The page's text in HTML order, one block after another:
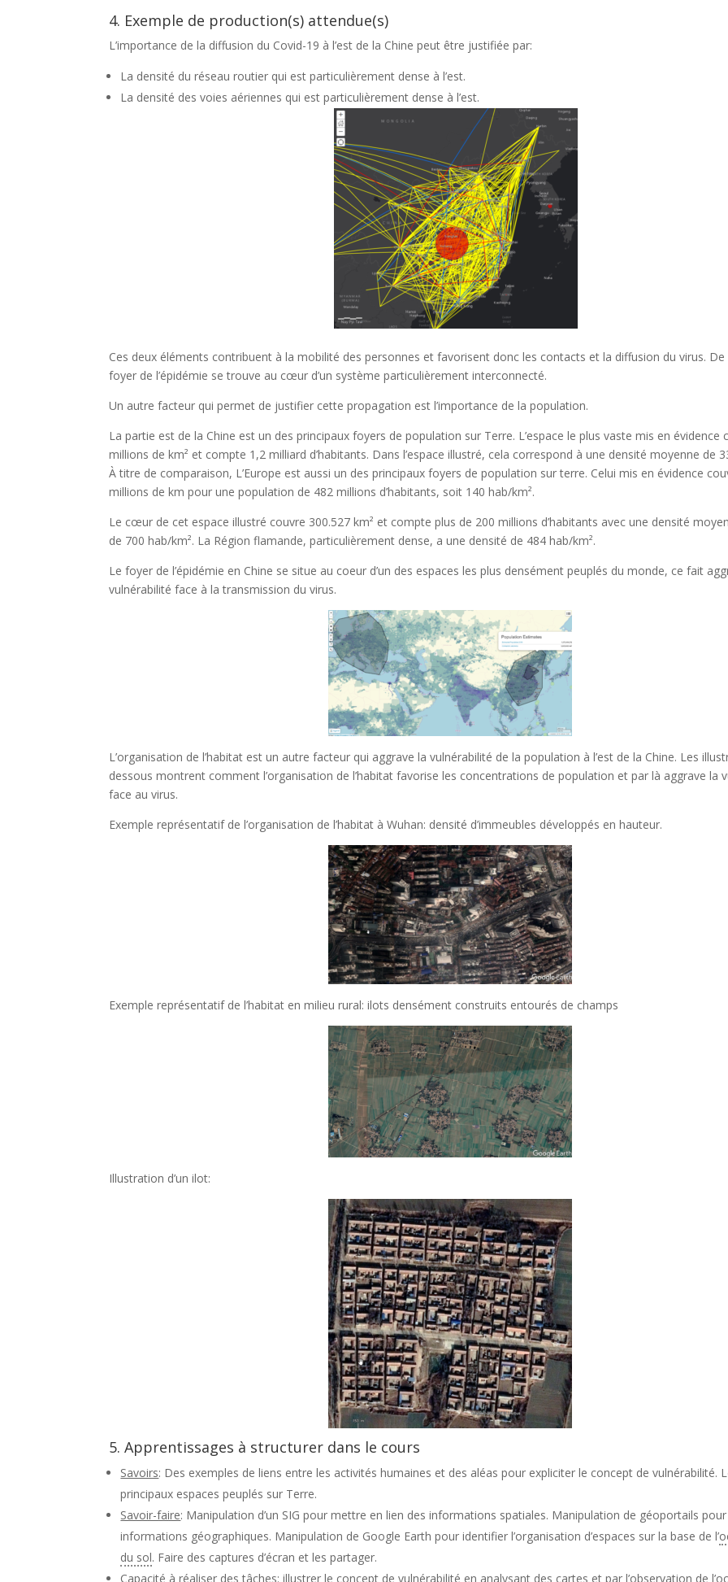
4. Exemple de production(s) attendue(s)
L’importance de la diffusion du Covid-19 à l’est de la Chine peut être justifiée par:
La densité du réseau routier qui est particulièrement dense à l’est.
La densité des voies aériennes qui est particulièrement dense à l’est.
Ces deux éléments contribuent à la mobilité des personnes et favorisent donc les contacts et la diffusion du virus. De
foyer de l’épidémie se trouve au cœur d’un système particulièrement interconnecté.
Un autre facteur qui permet de justifier cette propagation est l’importance de la population.
La partie est de la Chine est un des principaux foyers de population sur Terre. L’espace le plus vaste mis en évidence
millions de km² et compte 1,2 milliard d’habitants. Dans l’espace illustré, cela correspond à une densité moyenne de
À titre de comparaison, L’Europe est aussi un des principaux foyers de population sur terre. Celui mis en évidence
millions de km pour une population de 482 millions d’habitants, soit 140 hab/km².
Le cœur de cet espace illustré couvre 300.527 km² et compte plus de 200 millions d’habitants avec une densité
de 700 hab/km². La Région flamande, particulièrement dense, a une densité de 484 hab/km².
Le foyer de l’épidémie en Chine se situe au coeur d’un des espaces les plus densément peuplés du monde, ce fait
vulnérabilité face à la transmission du virus.
L’organisation de l’habitat est un autre facteur qui aggrave la vulnérabilité de la population à l’est de la Chine. Les
dessous montrent comment l’organisation de l’habitat favorise les concentrations de population et par là aggrave la
face au virus.
Exemple représentatif de l’organisation de l’habitat à Wuhan: densité d’immeubles développés en hauteur.
Exemple représentatif de l’habitat en milieu rural: ilots densément construits entourés de champs
Illustration d’un ilot:
5. Apprentissages à structurer dans le cours
Savoirs: Des exemples de liens entre les activités humaines et des aléas pour expliciter le concept de vulnérabilité.
principaux espaces peuplés sur Terre.
Savoir-faire: Manipulation d’un SIG pour mettre en lien des informations spatiales. Manipulation de géoportails
informations géographiques. Manipulation de Google Earth pour identifier l’organisation d’espaces sur la base de l’
du sol. Faire des captures d’écran et les partager.
Capacité à réaliser des tâches: illustrer le concept de vulnérabilité en analysant des cartes et par l’observation de l’